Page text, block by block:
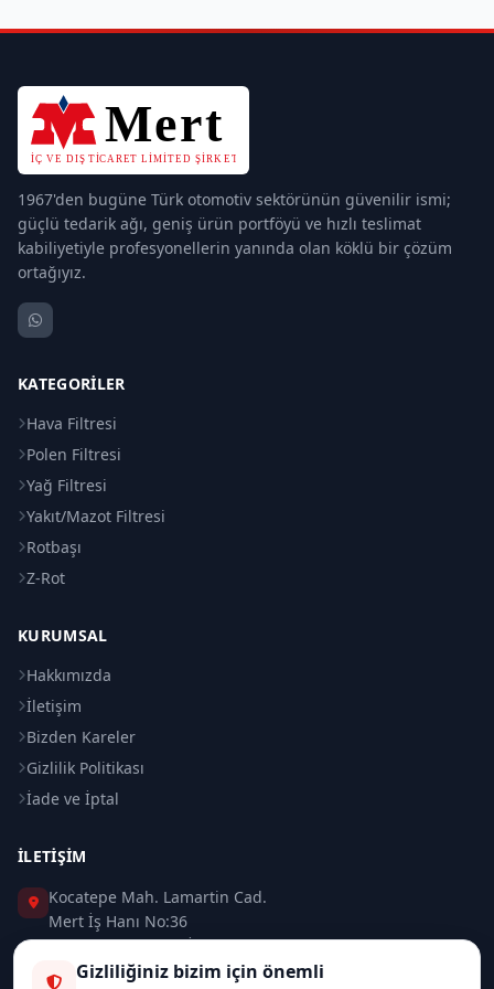
1967'den bugüne Türk otomotiv sektörünün güvenilir ismi;
güçlü tedarik ağı, geniş ürün portföyü ve hızlı teslimat
kabiliyetiyle profesyonellerin yanında olan köklü bir çözüm
ortağıyız.
KATEGORILER
Hava Filtresi
Polen Filtresi
Yağ Filtresi
Yakıt/Mazot Filtresi
Rotbaşı
Z-Rot
KURUMSAL
Hakkımızda
İletişim
Bizden Kareler
Gizlilik Politikası
İade ve İptal
İLETIŞIM
Kocatepe Mah. Lamartin Cad.
Mert İş Hanı No:36
Taksim / Beyoğlu / İSTANBUL
Gizliliğiniz bizim için önemli